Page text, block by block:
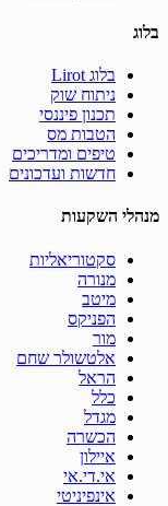
בלוג
בלוג Lirot
ניתוח שוק
תכנון פיננסי
הטבות מס
טיפים ומדריכים
חדשות ועדכונים
מנהלי השקעות
סקטוריאליות
מנורה
מיטב
הפניקס
מור
אלטשולר שחם
הראל
כלל
מגדל
הכשרה
איילון
אי.די.אי
אינפיניטי